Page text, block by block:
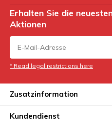
Erhalten Sie die
Aktionen
* Read legal restrictions here
Zusatzinformation
Kundendienst